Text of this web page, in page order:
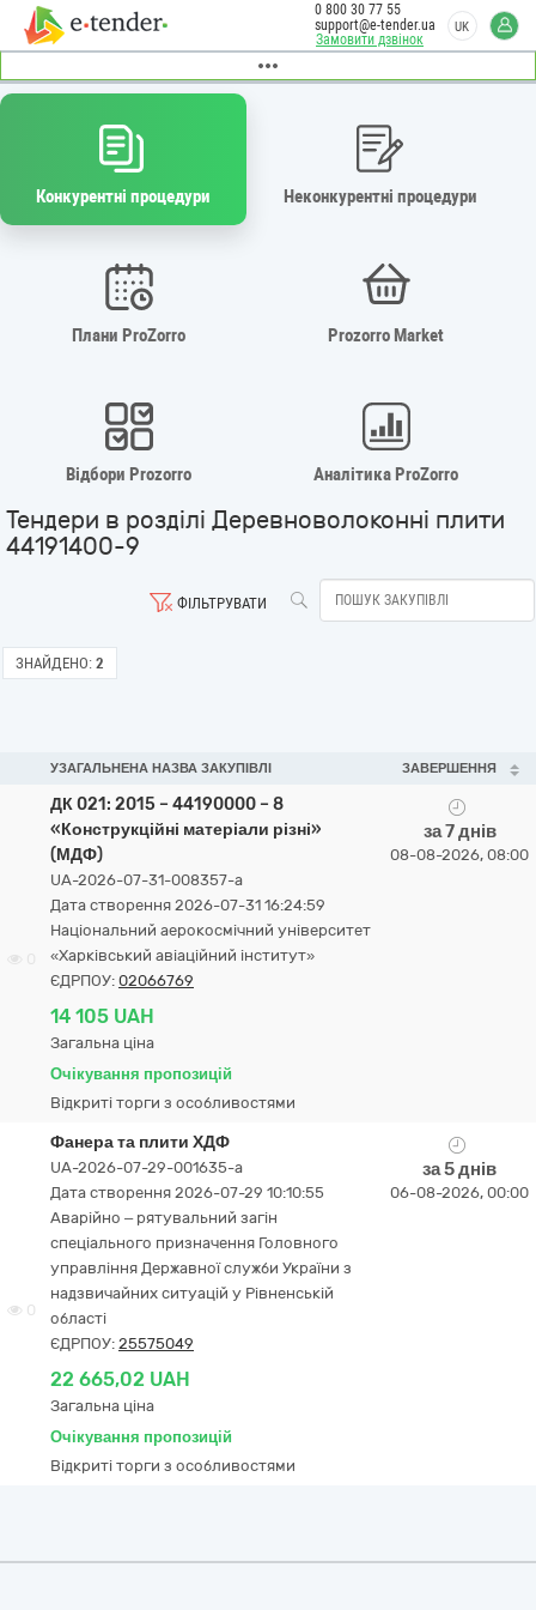
Замовити дзвінок
0 800 30 77 55
support@e-tender.ua
UK
Конкурентні процедури Неконкурентні процедури
Плани ProZorro Prozorro Market
Відбори Prozorro Аналітика ProZorro
Тендери в розділі Деревноволоконні плити
44191400-9
ФІЛЬТРУВАТИ
ЗНАЙДЕНО: 2
УЗАГАЛЬНЕНА НАЗВА ЗАКУПІВЛІ ЗАВЕРШЕННЯ
ДК 021: 2015 – 44190000 – 8
«Конструкційні матеріали різні»
(МДФ)
UA-2026-07-31-008357-a
Дата створення 2026-07-31 16:24:59
Національний аерокосмічний університет
«Харківський авіаційний інститут»
ЄДРПОУ: 02066769
14 105 UAH
Загальна ціна
Очікування пропозицій
Відкриті торги з особливостями
за 7 днів
08-08-2026, 08:00
0
Фанера та плити ХДФ
UA-2026-07-29-001635-a
Дата створення 2026-07-29 10:10:55
Аварійно – рятувальний загін
спеціального призначення Головного
управління Державної служби України з
надзвичайних ситуацій у Рівненській
області
ЄДРПОУ: 25575049
22 665,02 UAH
Загальна ціна
Очікування пропозицій
Відкриті торги з особливостями
за 5 днів
06-08-2026, 00:00